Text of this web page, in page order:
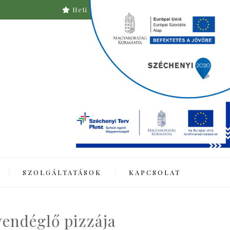
Heti menü
SZOLGÁLTATÁSOK KAPCSOLAT
pizzája